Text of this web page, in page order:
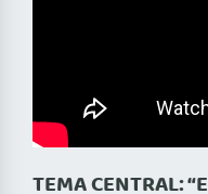
TEMA CENTRAL: